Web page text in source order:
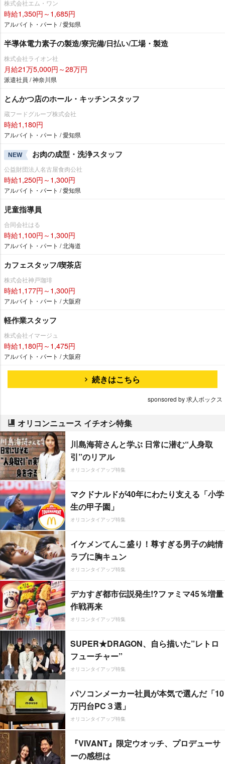
株式会社エム・ワン
時給1,350円～1,685円
アルバイト・パート / 愛知県
半導体電力素子の製造/寮完備/日払い/工場・製造
株式会社ライオン社
月給21万5,000円～28万円
派遣社員 / 神奈川県
とんかつ店のホール・キッチンスタッフ
蔵フードグループ株式会社
時給1,180円
アルバイト・パート / 愛知県
NEW お肉の成型・洗浄スタッフ
公益財団法人名古屋食肉公社
時給1,250円～1,300円
アルバイト・パート / 愛知県
児童指導員
合同会社はる
時給1,100円～1,300円
アルバイト・パート / 北海道
カフェスタッフ/喫茶店
株式会社神戸珈琲
時給1,177円～1,300円
アルバイト・パート / 大阪府
軽作業スタッフ
株式会社イマージュ
時給1,180円～1,475円
アルバイト・パート / 大阪府
続きはこちら
sponsored by 求人ボックス
オリコンニュース イチオシ特集
川島海荷さんと学ぶ 日常に潜む“人身取
引”のリアル
オリコンタイアップ特集
マクドナルドが40年にわたり支える「小学
生の甲子園」
オリコンタイアップ特集
イケメンてんこ盛り！尊すぎる男子の純情
ラブに胸キュン
オリコンタイアップ特集
デカすぎ都市伝説発生!?ファミマ45％増量
作戦再来
オリコンタイアップ特集
SUPER★DRAGON、自ら描いた”レトロ
フューチャー”
オリコンタイアップ特集
パソコンメーカー社員が本気で選んだ「10
万円台PC３選」
オリコンタイアップ特集
『VIVANT』限定ウオッチ、プロデューサ
ーの感想は